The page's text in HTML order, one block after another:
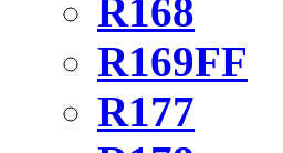
R168
R169FF
R177